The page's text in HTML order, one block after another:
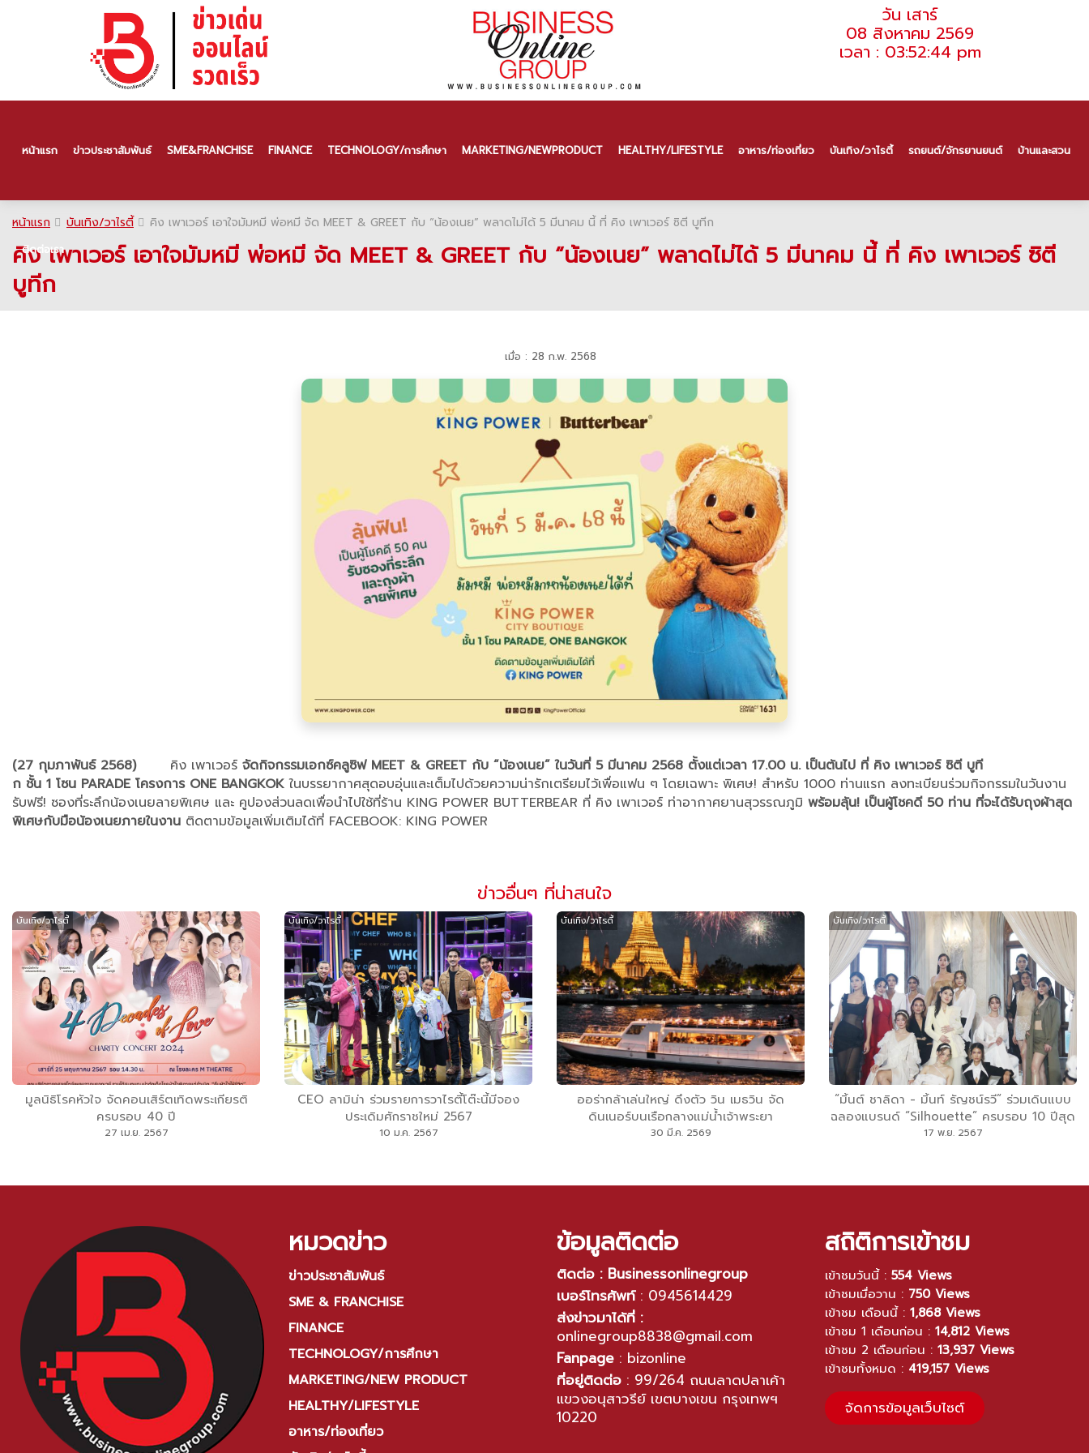
วัน เสาร์
08 สิงหาคม 2569
เวลา : 03:52:44 pm
หน้าแรก ข่าวประชาสัมพันธ์ SME & FRANCHISE FINANCE TECHNOLOGY/การศึกษา MARKETING/NEW PRODUCT HEALTHY/LIFESTYLE อาหาร/ท่องเที่ยว บันเทิง/วาไรตี้ รถยนต์/จักรยานยนต์ บ้านและสวน
ติดต่อเรา
หน้าแรก บันเทิง/วาไรตี้ คิง เพาเวอร์ เอาใจมัมหมี พ่อหมี จัด MEET & GREET กับ “น้องเนย” พลาดไม่ได้ 5 มีนาคม นี้ ที่ คิง เพาเวอร์ ซิตี บูทีก
คิง เพาเวอร์ เอาใจมัมหมี พ่อหมี จัด MEET & GREET กับ “น้องเนย” พลาดไม่ได้ 5 มีนาคม นี้ ที่ คิง เพาเวอร์ ซิตี
บูทีก
เมื่อ : 28 ก.พ. 2568
(27 กุมภาพันธ์ 2568) คิง เพาเวอร์ จัดกิจกรรมเอกซ์คลูซิฟ MEET & GREET กับ “น้องเนย” ในวันที่ 5 มีนาคม 2568 ตั้งแต่เวลา 17.00 น. เป็นต้นไป ที่ คิง เพาเวอร์ ซิตี บูที
ก ชั้น 1 โซน PARADE โครงการ ONE BANGKOKในบรรยากาศสุดอบอุ่นและเต็มไปด้วยความน่ารักเตรียมไว้เพื่อแฟน ๆ โดยเฉพาะ พิเศษ! สำหรับ 1000 ท่านแรก ลงทะเบียนร่วมกิจกรรมในวันงาน
รับฟรี! ซองที่ระลึกน้องเนยลายพิเศษ และ คูปองส่วนลดเพื่อนำไปใช้ที่ร้าน KING POWER BUTTERBEAR ที่ คิง เพาเวอร์ ท่าอากาศยานสุวรรณภูมิ พร้อมลุ้น! เป็นผู้โชคดี 50 ท่าน ที่จะได้รับถุงผ้าสุด
พิเศษกับมือน้องเนยภายในงาน ติดตามข้อมูลเพิ่มเติมได้ที่ FACEBOOK: KING POWER
ข่าวอื่นๆ ที่น่าสนใจ
บันเทิง/วาไรตี้
มูลนิธิโรคหัวใจ จัดคอนเสิร์ตเทิดพระเกียรติ
ครบรอบ 40 ปี
27 เม.ย. 2567
บันเทิง/วาไรตี้
CEO ลามิน่า ร่วมรายการวาไรตี้โต๊ะนี้มีจอง
ประเดิมศักราชใหม่ 2567
10 ม.ค. 2567
บันเทิง/วาไรตี้
ออร่ากล้าเล่นใหญ่ ดึงตัว วิน เมธวิน จัด
ดินเนอร์บนเรือกลางแม่น้ำเจ้าพระยา
30 มี.ค. 2569
บันเทิง/วาไรตี้
“มิ้นต์ ชาลิดา - มิ้นท์ รัญชน์รวี” ร่วมเดินแบบ
ฉลองแบรนด์ “Silhouette” ครบรอบ 10 ปีสุด
ยิ่งใหญ่ เนรมิตรรันเวย์สุดอลังการกับคอลเลก
17 พ.ย. 2567
หมวดข่าว
ข่าวประชาสัมพันธ์
SME & FRANCHISE
FINANCE
TECHNOLOGY/การศึกษา
MARKETING/NEW PRODUCT
HEALTHY/LIFESTYLE
อาหาร/ท่องเที่ยว
ข้อมูลติดต่อ
ติดต่อ : Businessonlinegroup
เบอร์โทรศัพท์: 0945614429
ส่งข่าวมาได้ที่ :
onlinegroup8838@gmail.com
Fanpage : bizonline
ที่อยู่ติดต่อ : 99/264 ถนนลาดปลาเค้า
แขวงอนุสาวรีย์ เขตบางเขน กรุงเทพฯ
10220
สถิติการเข้าชม
เข้าชมวันนี้ : 554 Views
เข้าชมเมื่อวาน : 750 Views
เข้าชม เดือนนี้ : 1,868 Views
เข้าชม 1 เดือนก่อน : 14,812 Views
เข้าชม 2 เดือนก่อน : 13,937 Views
เข้าชมทั้งหมด : 419,157 Views
จัดการข้อมูลเว็บไซต์